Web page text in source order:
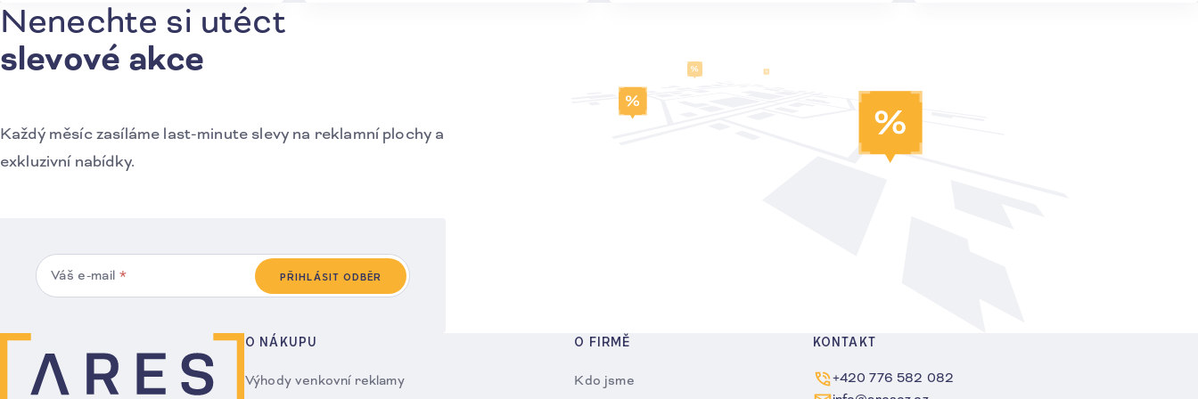
Přihlášení k odběru novinek
Nenechte si utéct
slevové akce
Každý měsíc zasíláme last-minute slevy na reklamní plochy a
exkluzivní nabídky.
Váš e-mail * PŘIHLÁSIT ODBĚR
O NÁKUPU
Výhody venkovní reklamy
O FIRMĚ
Kdo jsme
KONTAKT
+420 776 582 082